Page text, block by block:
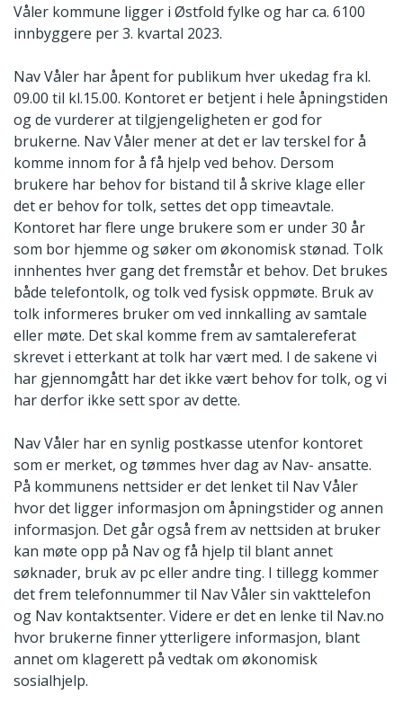
Våler kommune ligger i Østfold fylke og har ca. 6100
innbyggere per 3. kvartal 2023.
Nav Våler har åpent for publikum hver ukedag fra kl.
09.00 til kl.15.00. Kontoret er betjent i hele åpningstiden
og de vurderer at tilgjengeligheten er god for
brukerne. Nav Våler mener at det er lav terskel for å
komme innom for å få hjelp ved behov. Dersom
brukere har behov for bistand til å skrive klage eller
det er behov for tolk, settes det opp timeavtale.
Kontoret har flere unge brukere som er under 30 år
som bor hjemme og søker om økonomisk stønad. Tolk
innhentes hver gang det fremstår et behov. Det brukes
både telefontolk, og tolk ved fysisk oppmøte. Bruk av
tolk informeres bruker om ved innkalling av samtale
eller møte. Det skal komme frem av samtalereferat
skrevet i etterkant at tolk har vært med. I de sakene vi
har gjennomgått har det ikke vært behov for tolk, og vi
har derfor ikke sett spor av dette.
Nav Våler har en synlig postkasse utenfor kontoret
som er merket, og tømmes hver dag av Nav- ansatte.
På kommunens nettsider er det lenket til Nav Våler
hvor det ligger informasjon om åpningstider og annen
informasjon. Det går også frem av nettsiden at bruker
kan møte opp på Nav og få hjelp til blant annet
søknader, bruk av pc eller andre ting. I tillegg kommer
det frem telefonnummer til Nav Våler sin vakttelefon
og Nav kontaktsenter. Videre er det en lenke til Nav.no
hvor brukerne finner ytterligere informasjon, blant
annet om klagerett på vedtak om økonomisk
sosialhjelp.